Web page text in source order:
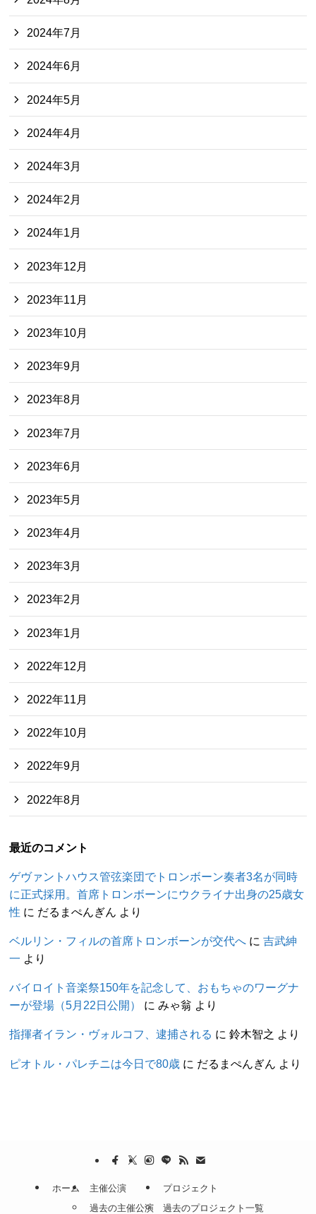
2024年7月
2024年6月
2024年5月
2024年4月
2024年3月
2024年2月
2024年1月
2023年12月
2023年11月
2023年10月
2023年9月
2023年8月
2023年7月
2023年6月
2023年5月
2023年4月
2023年3月
2023年2月
2023年1月
2022年12月
2022年11月
2022年10月
2022年9月
2022年8月
最近のコメント
ゲヴァントハウス管弦楽団でトロンボーン奏者3名が同時
に正式採用。首席トロンボーンにウクライナ出身の25歳女
性 に だるまぺんぎん より
ベルリン・フィルの首席トロンボーンが交代へ に吉武紳
一 より
バイロイト音楽祭150年を記念して、おもちゃのワーグナ
ーが登場（5月22日公開）
にみゃ翁 より
指揮者イラン・ヴォルコフ、逮捕される に鈴木智之 より
ピオトル・パレチニは今日で80歳 に だるまぺんぎん より
ホーム
主催公演
過去の主催公演
プロジェクト
過去のプロジェクト一覧